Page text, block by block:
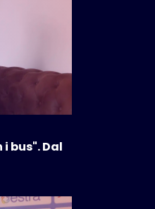
bus". Dal